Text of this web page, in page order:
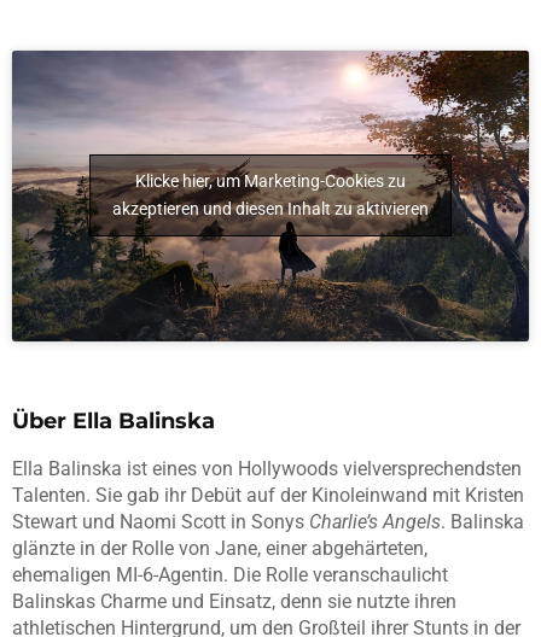
Klicke hier, um Marketing-Cookies zu
akzeptieren und diesen Inhalt zu aktivieren
Über Ella Balinska
Ella Balinska ist eines von Hollywoods vielversprechendsten
Talenten. Sie gab ihr Debüt auf der Kinoleinwand mit Kristen
Stewart und Naomi Scott in Sonys Charlie’s Angels. Balinska
glänzte in der Rolle von Jane, einer abgehärteten,
ehemaligen MI-6-Agentin. Die Rolle veranschaulicht
Balinskas Charme und Einsatz, denn sie nutzte ihren
athletischen Hintergrund, um den Großteil ihrer Stunts in der